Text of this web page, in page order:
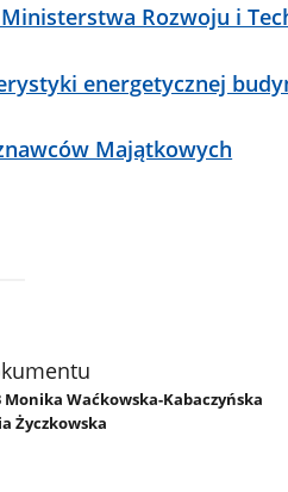
Rozwoju i
energetycznej
Majątkowych
Monika Waćkowska-Kabaczyńska
Życzkowska